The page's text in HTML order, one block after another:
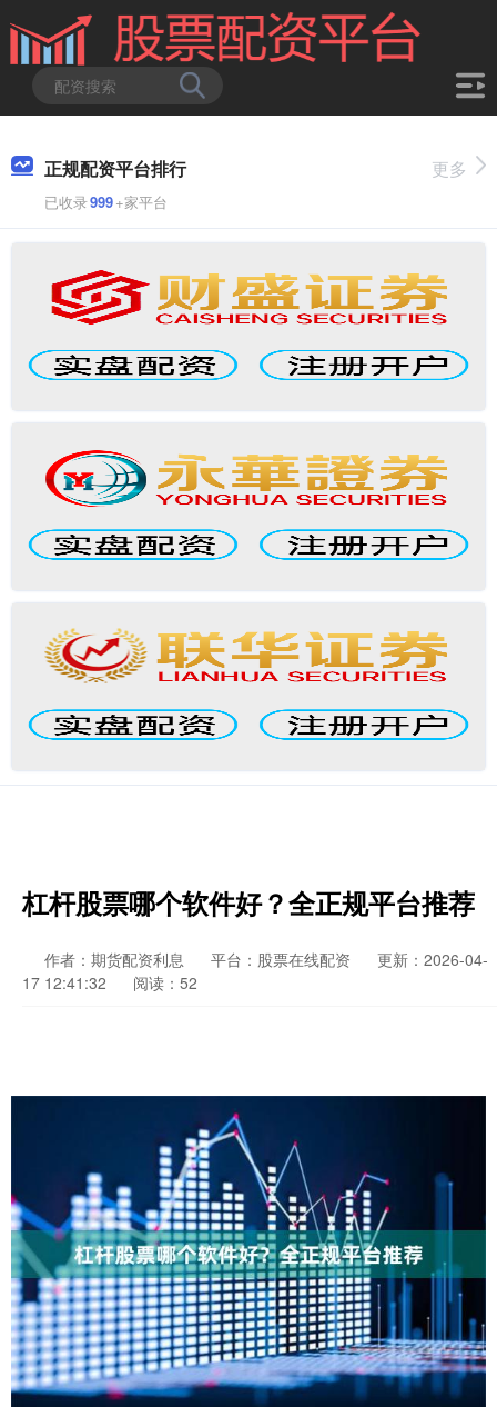
正规配资平台排行
已收录999+家平台
更多
杠杆股票哪个软件好？全正规平台推荐
作者：期货配资利息 平台：股票在线配资
更新：2026-04-
17 12:41:32
阅读：52